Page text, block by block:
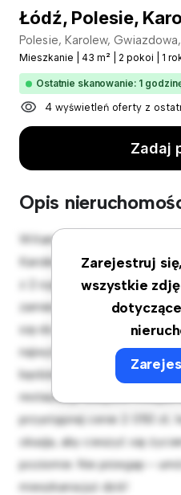
Łódź, Polesie,
Polesie, Karolew,
Mieszkanie 43 m² 2 pokoi 1
Ostatnie skanowanie: 1
4 wyświetleń oferty z
Zadaj
Opis
Zarejestruj
wszystkie
Witamy w Twojej nowej
Karolew, Gwiazdowa, Łódź!
z 2 sypialniami oferuje
zamieszkania. Otwarta
się do rozrywki, a
najwyższej jakości sprzęt.
będziesz zaledwie kilka
restauracji, sklepów i
przystępnej cenie 2 050 zł,
okazja, aby cieszyć się
poziomie. Nie przegap –
mieszkania już dziś!